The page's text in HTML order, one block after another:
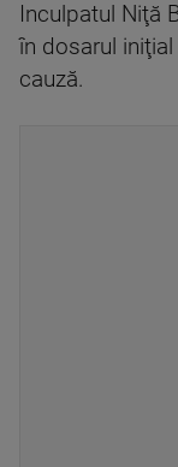
Inculpatul Niţă
în dosarul
cauză.